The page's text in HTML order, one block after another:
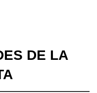
DE LA